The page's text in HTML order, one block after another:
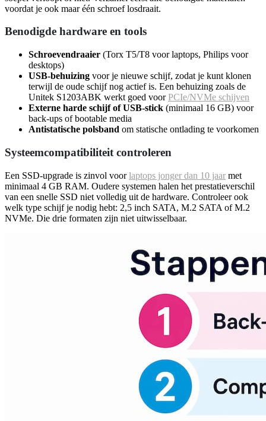
voordat je ook maar één schroef losdraait.
Benodigde hardware en tools
Schroevendraaier (Torx T5/T8 voor laptops, Philips voor
desktops)
USB-behuizing voor je nieuwe schijf, zodat je kunt klonen
terwijl de oude schijf nog actief is. Een behuizing zoals de
Unitek S1203ABK werkt goed voorPCIe/NVMe schijven
Externe harde schijf of USB-stick (minimaal 16 GB) voor
back-ups of bootable media
Antistatische polsband om statische ontlading te voorkomen
Systeemcompatibiliteit controleren
Een SSD-upgrade is zinvol voorlaptops jonger dan 10 jaar met
minimaal 4 GB RAM. Oudere systemen halen het prestatieverschil
van een snelle SSD niet volledig uit de hardware. Controleer ook
welk type schijf je nodig hebt: 2,5 inch SATA, M.2 SATA of M.2
NVMe. Die drie formaten zijn niet uitwisselbaar.